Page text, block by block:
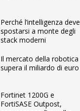
Perché l’intelligenza deve
spostarsi a monte degli
stack moderni
Il mercato della robotica
supera il miliardo di euro
Fortinet 1200G e
FortiSASE Outpost,